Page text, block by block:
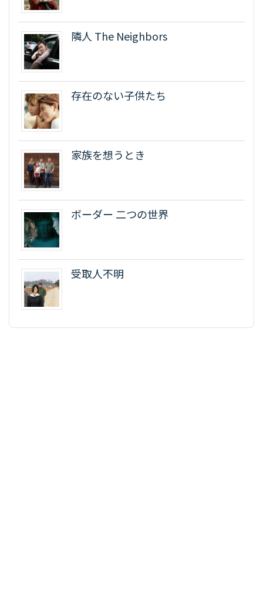
隣人 The Neighbors
存在のない子供たち
家族を想うとき
ボーダー 二つの世界
受取人不明